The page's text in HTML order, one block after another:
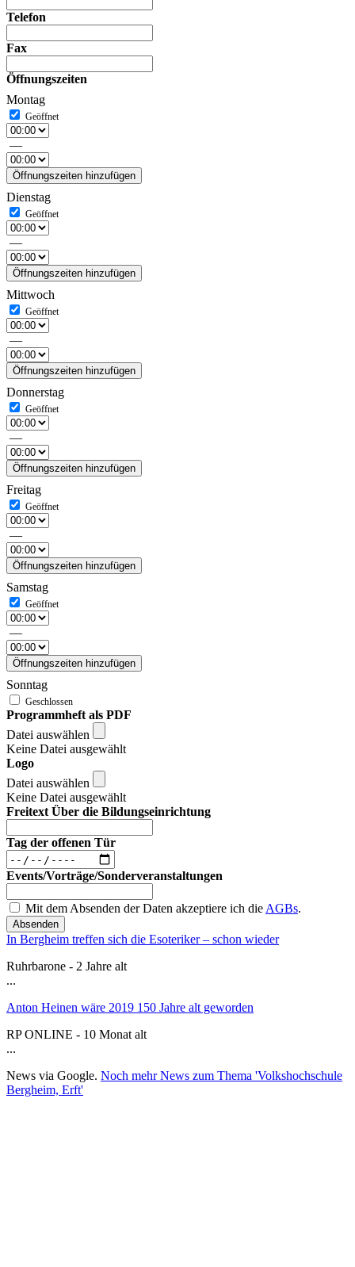
Telefon
Fax
Öffnungszeiten
Montag
—
Öffnungszeiten hinzufügen
Dienstag
—
Öffnungszeiten hinzufügen
Mittwoch
—
Öffnungszeiten hinzufügen
Donnerstag
—
Öffnungszeiten hinzufügen
Freitag
—
Öffnungszeiten hinzufügen
Samstag
—
Öffnungszeiten hinzufügen
Sonntag
Programmheft als PDF
Datei auswählen
Keine Datei ausgewählt
Logo
Datei auswählen
Keine Datei ausgewählt
Freitext Über die Bildungseinrichtung
Tag der offenen Tür
Events/Vorträge/Sonderveranstaltungen
Mit dem Absenden der Daten akzeptiere ich die AGBs.
Absenden
In Bergheim treffen sich die Esoteriker – schon wieder
Ruhrbarone - 2 Jahre alt
...
Anton Heinen wäre 2019 150 Jahre alt geworden
RP ONLINE - 10 Monat alt
...
News via Google. Noch mehr News zum Thema 'Volkshochschule
Bergheim, Erft'